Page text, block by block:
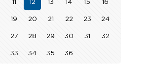
11 12 13 14 15 16
19 20 21 22 23 24
27 28 29 30 31 32
33 34 35 36